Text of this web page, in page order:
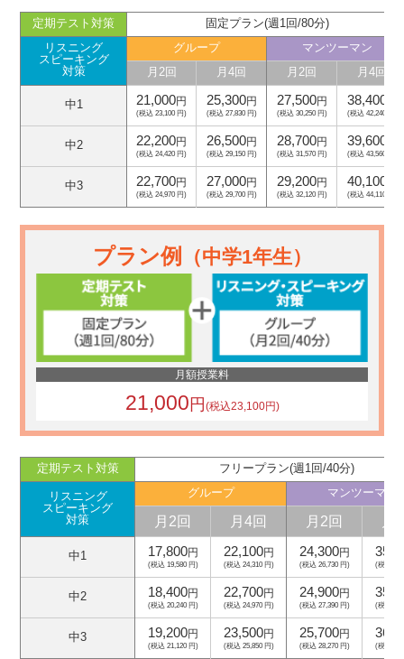
定期テスト対策
固定プラン(週1回/80分)
リスニング
スピーキング
対策
グループ
マンツーマン
月2回
月4回 月2回 月4回
中1 21,000円
(税込 23,100 円)
25,300円
(税込 27,830 円)
27,500円
(税込 30,250 円)
38,400
(税込 42,240 円)
中2 22,200円
(税込 24,420 円)
26,500円
(税込 29,150 円)
28,700円
(税込 31,570 円)
39,600
(税込 43,560 円)
中3 22,700円
(税込 24,970 円)
27,000円
(税込 29,700 円)
29,200円
(税込 32,120 円)
40,100
(税込 44,110 円)
プラン例 （中学1年生）
月額授業料
21,000円(税込23,100円)
定期テスト対策 フリープラン(週1回/40分)
リスニング
スピーキング
対策
グループ マンツーマン
月2回 月4回 月2回
中1 17,800円
(税込 19,580 円)
22,100円
(税込 24,310 円)
24,300円
(税込 26,730 円) (税込
中2 18,400円
(税込 20,240 円)
22,700円
(税込 24,970 円)
24,900円
(税込 27,390 円) (税込
中3 19,200円
(税込 21,120 円)
23,500円
(税込 25,850 円)
25,700円
(税込 28,270 円) (税込